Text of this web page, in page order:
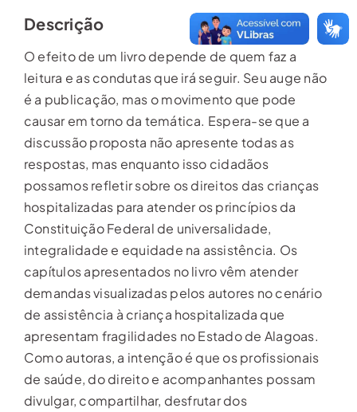
Descrição
O efeito de um livro depende de quem faz a
leitura e as condutas que irá seguir. Seu auge não
é a publicação, mas o movimento que pode
causar em torno da temática. Espera-se que a
discussão proposta não apresente todas as
respostas, mas enquanto isso cidadãos
possamos refletir sobre os direitos das crianças
hospitalizadas para atender os princípios da
Constituição Federal de universalidade,
integralidade e equidade na assistência. Os
capítulos apresentados no livro vêm atender
demandas visualizadas pelos autores no cenário
de assistência à criança hospitalizada que
apresentam fragilidades no Estado de Alagoas.
Como autoras, a intenção é que os profissionais
de saúde, do direito e acompanhantes possam
divulgar, compartilhar, desfrutar dos